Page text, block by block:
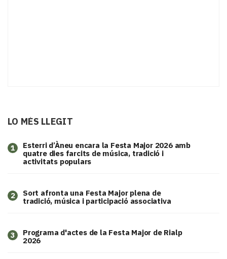
LO MÉS LLEGIT
1
Esterri d’Àneu encara la Festa Major 2026 amb
quatre dies farcits de música, tradició i
activitats populars
2
Sort afronta una Festa Major plena de
tradició, música i participació associativa
3
Programa d'actes de la Festa Major de Rialp
2026